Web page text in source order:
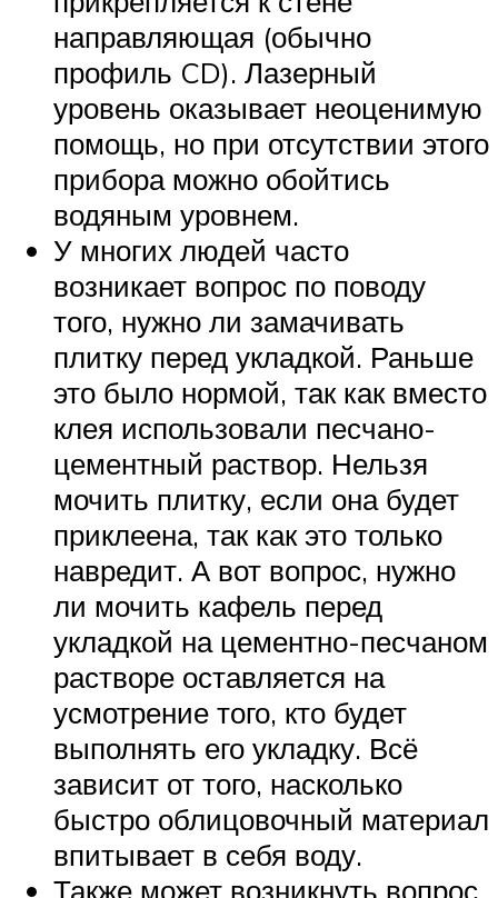
направляющая (обычно
профиль CD). Лазерный
уровень оказывает неоценимую
помощь, но при отсутствии этого
прибора можно обойтись
водяным уровнем.
У многих людей часто
возникает вопрос по поводу
того, нужно ли замачивать
плитку перед укладкой. Раньше
это было нормой, так как вместо
клея использовали песчано-
цементный раствор. Нельзя
мочить плитку, если она будет
приклеена, так как это только
навредит. А вот вопрос, нужно
ли мочить кафель перед
укладкой на цементно-песчаном
растворе оставляется на
усмотрение того, кто будет
выполнять его укладку. Всё
зависит от того, насколько
быстро облицовочный материал
впитывает в себя воду.
Также может возникнуть вопрос